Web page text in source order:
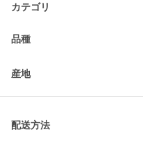
カテゴリ
品種
産地
配送方法